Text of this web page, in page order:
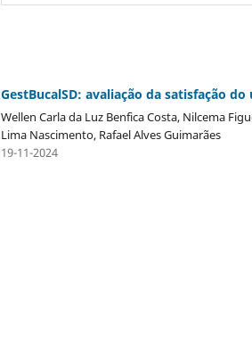
GestBucalSD: avaliação da satisfação
Wellen Carla da Luz Benfica Costa, Nilcema
Lima Nascimento, Rafael Alves Guimarães
19-11-2024